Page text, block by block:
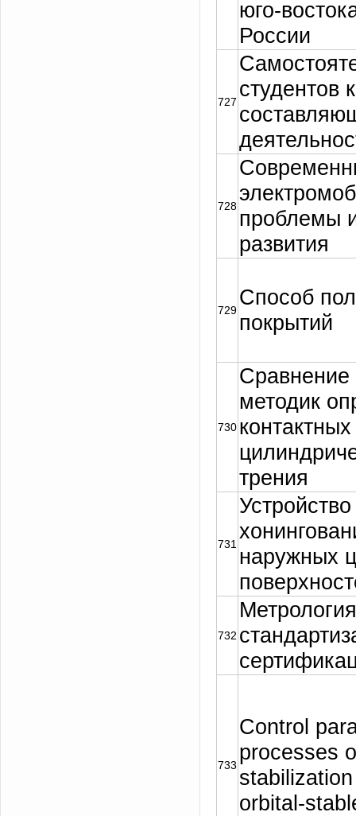
юго-
России
727
студентов
728 проблемы
развития
729
Способ
покрытий
730
Сравнение
методик
трения
731 наружных
732
733
Control
processes
orbital-